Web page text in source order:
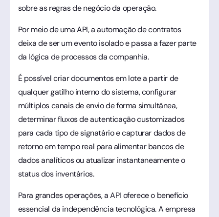
sobre as regras de negócio da operação.
Por meio de uma API, a automação de contratos
deixa de ser um evento isolado e passa a fazer parte
da lógica de processos da companhia.
É possível criar documentos em lote a partir de
qualquer gatilho interno do sistema, configurar
múltiplos canais de envio de forma simultânea,
determinar fluxos de autenticação customizados
para cada tipo de signatário e capturar dados de
retorno em tempo real para alimentar bancos de
dados analíticos ou atualizar instantaneamente o
status dos inventários.
Para grandes operações, a API oferece o benefício
essencial da independência tecnológica. A empresa